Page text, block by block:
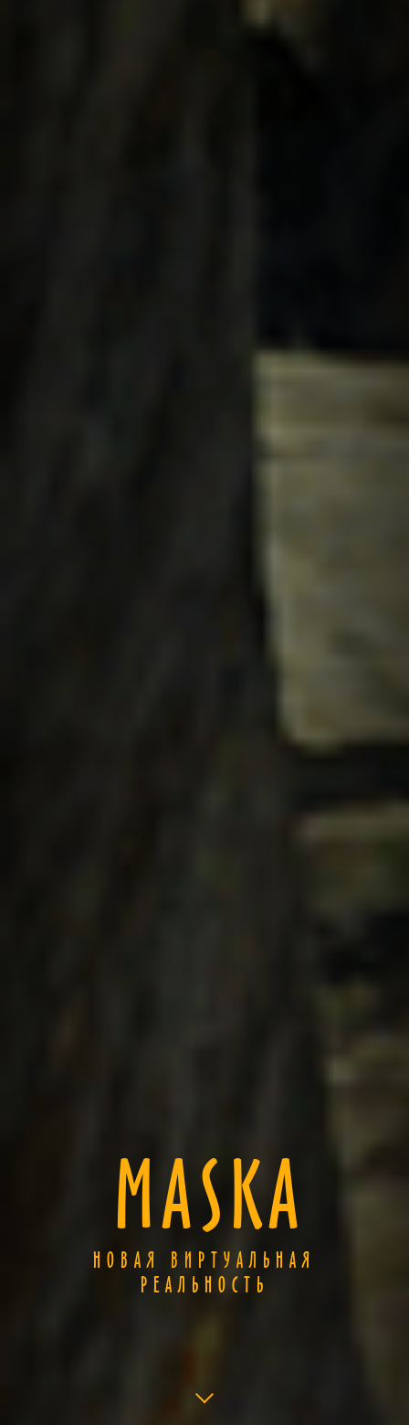
MASKA
НОВАЯ ВИРТУАЛЬНАЯ
РЕАЛЬНОСТЬ